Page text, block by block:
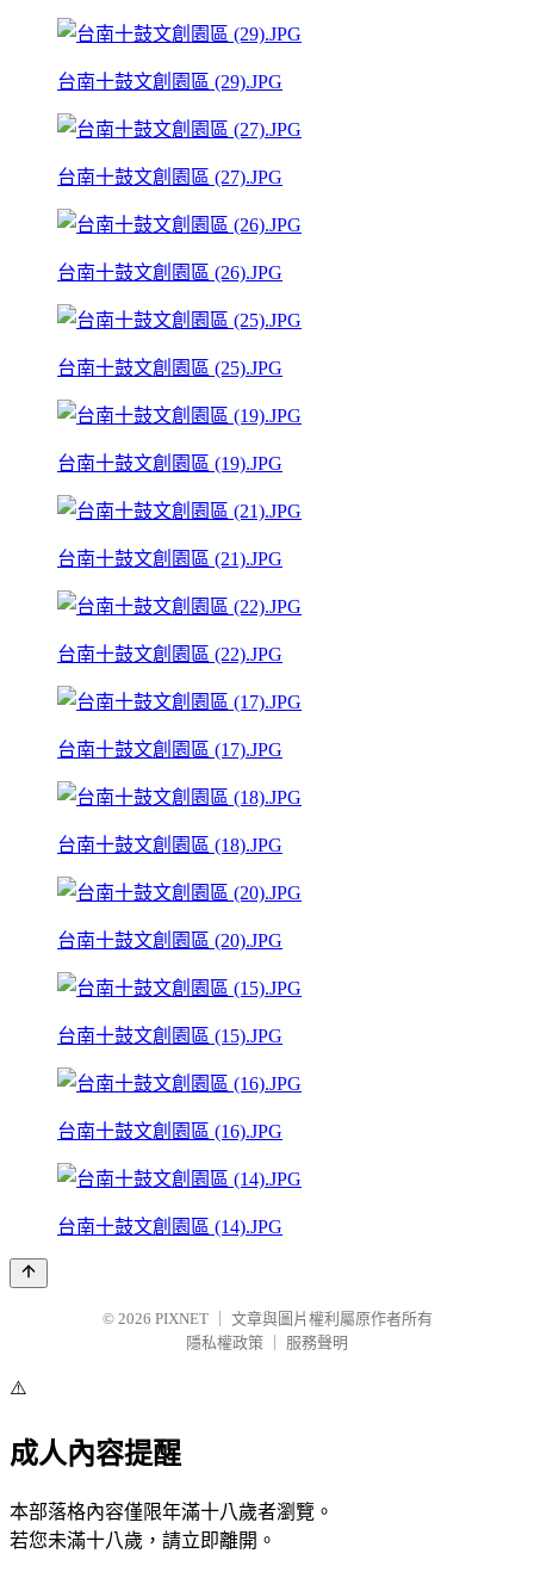
台南十鼓文創園區 (29).JPG
台南十鼓文創園區 (27).JPG
台南十鼓文創園區 (26).JPG
台南十鼓文創園區 (25).JPG
台南十鼓文創園區 (19).JPG
台南十鼓文創園區 (21).JPG
台南十鼓文創園區 (22).JPG
台南十鼓文創園區 (17).JPG
台南十鼓文創園區 (18).JPG
台南十鼓文創園區 (20).JPG
台南十鼓文創園區 (15).JPG
台南十鼓文創園區 (16).JPG
台南十鼓文創園區 (14).JPG
© 2026 PIXNET
文章與圖片權利屬原作者所有
隱私權政策
服務聲明
⚠️
成人內容提醒
本部落格內容僅限年滿十八歲者瀏覽。
若您未滿十八歲，請立即離開。